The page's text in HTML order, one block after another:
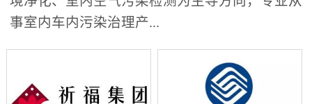
事室内车内污染治理产...